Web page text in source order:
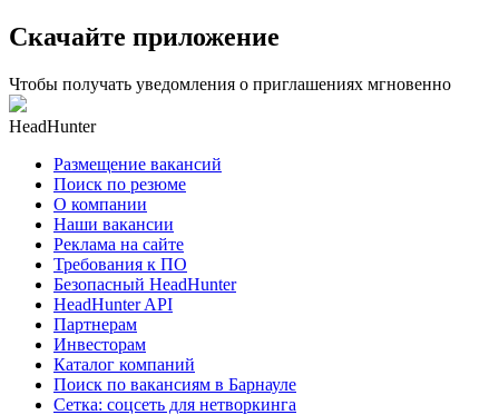
Скачайте приложение
Чтобы получать уведомления о приглашениях мгновенно
HeadHunter
Размещение вакансий
Поиск по резюме
О компании
Наши вакансии
Реклама на сайте
Требования к ПО
Безопасный HeadHunter
HeadHunter API
Партнерам
Инвесторам
Каталог компаний
Поиск по вакансиям в Барнауле
Сетка: соцсеть для нетворкинга